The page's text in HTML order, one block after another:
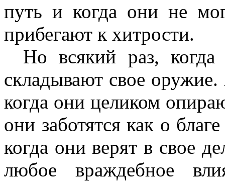
путь и когда они не
прибегают к хитрости.
Но всякий раз,
складывают свое
когда они целиком
они заботятся как о
когда они верят в свое
любое враждебное